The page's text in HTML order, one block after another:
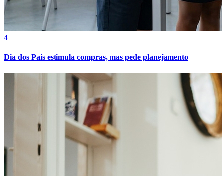
4
Dia dos Pais estimula compras, mas pede planejamento